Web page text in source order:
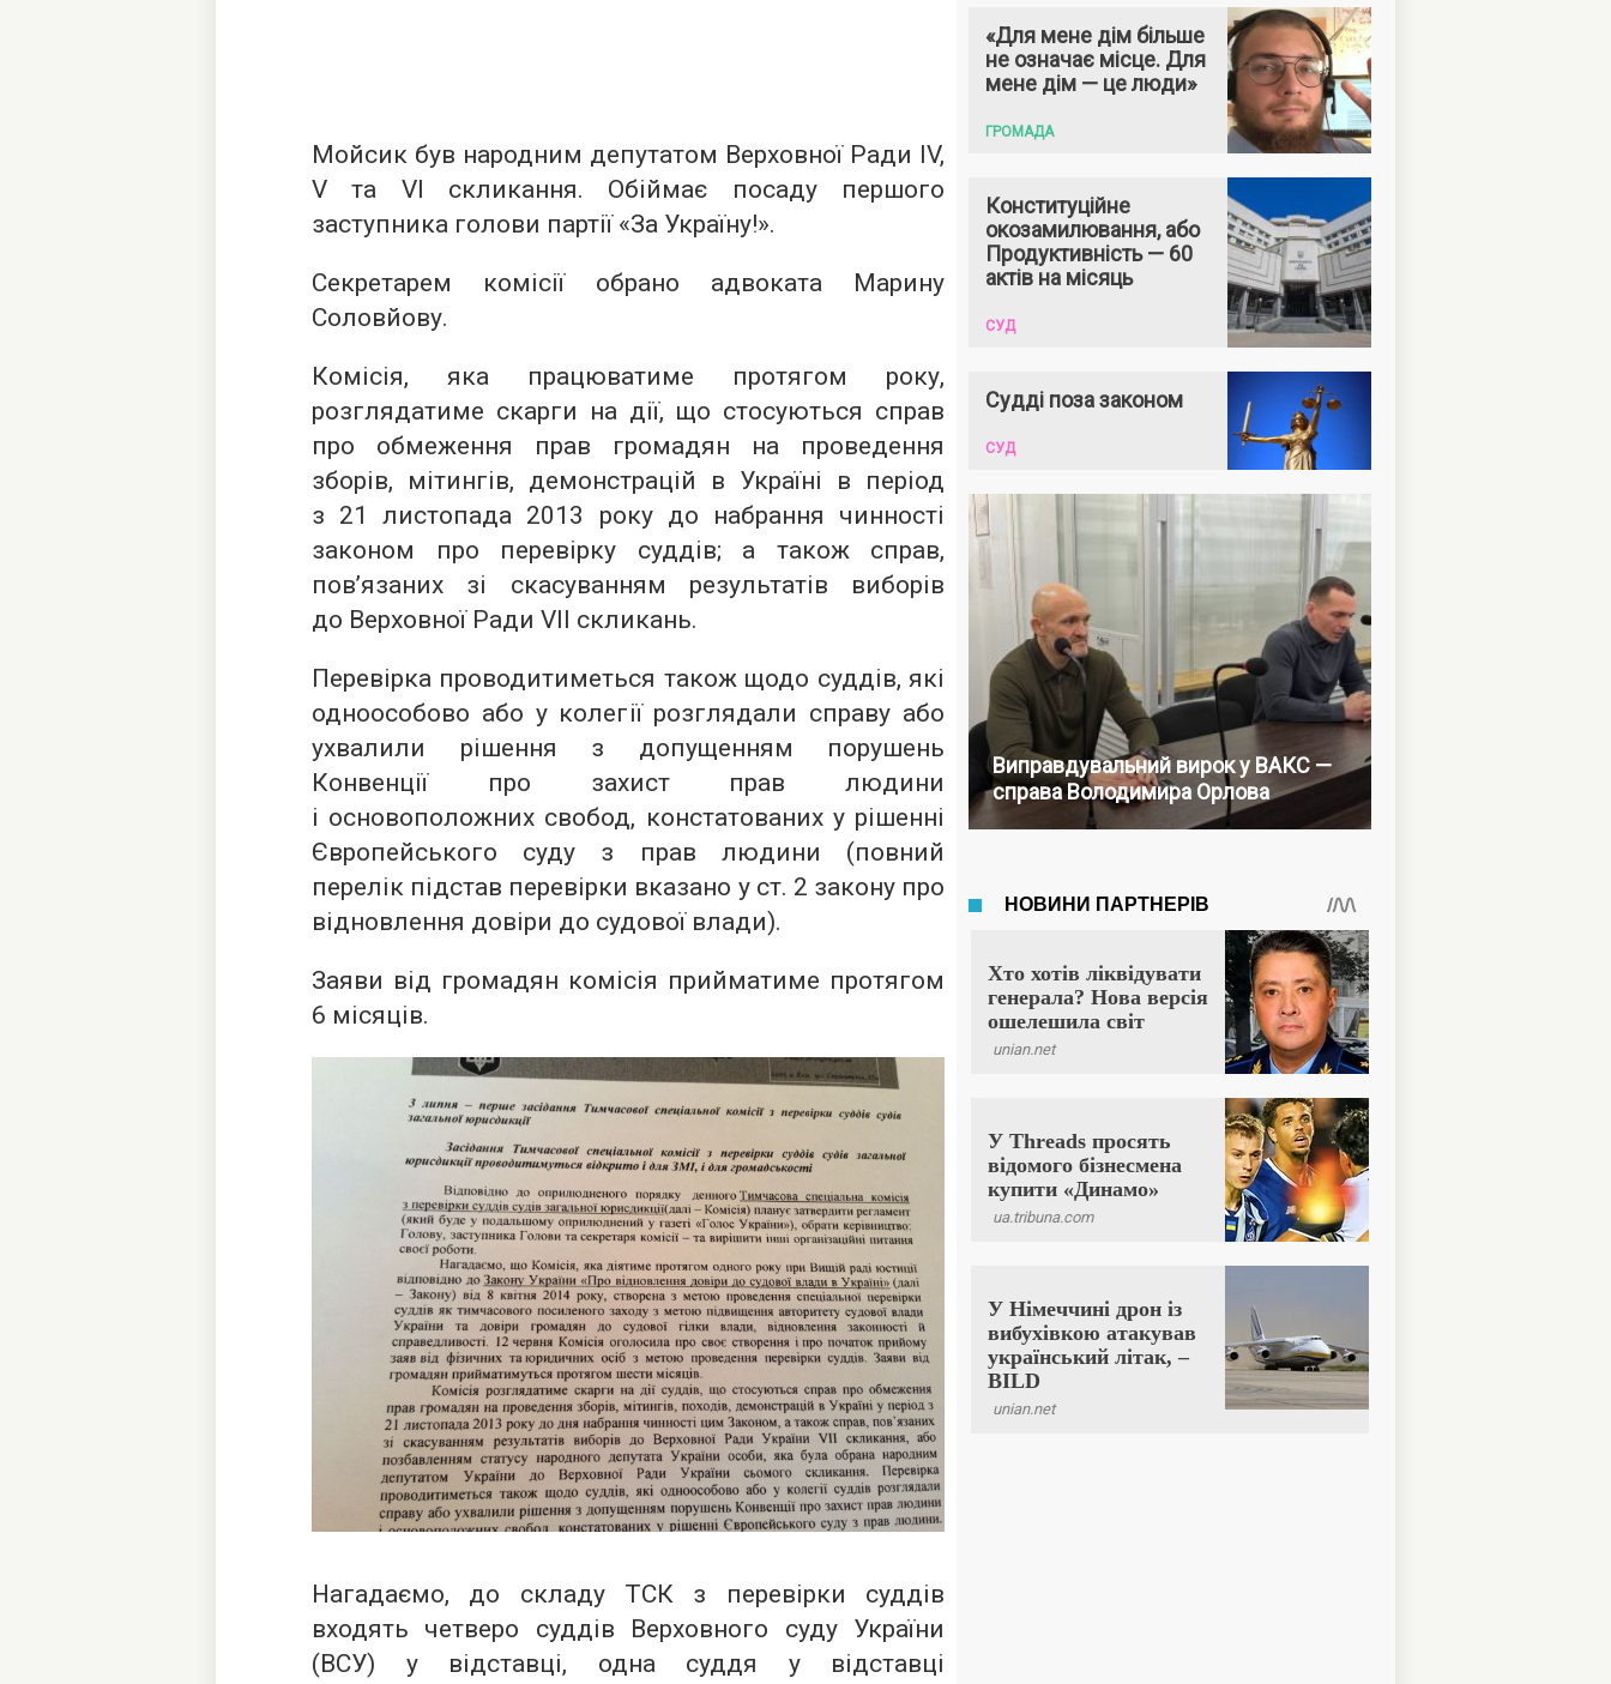
Мойсик був народним депутатом Верховної Ради IV,
V та VI скликання. Обіймає посаду першого
заступника голови партії «За Україну!».
Секретарем комісії обрано адвоката Марину
Соловйову.
Комісія, яка працюватиме протягом року,
розглядатиме скарги на дії, що стосуються справ
про обмеження прав громадян на проведення
зборів, мітингів, демонстрацій в Україні в період
з 21 листопада 2013 року до набрання чинності
законом про перевірку суддів; а також справ,
пов’язаних зі скасуванням результатів виборів
до Верховної Ради VII скликань.
Перевірка проводитиметься також щодо суддів, які
одноособово або у колегії розглядали справу або
ухвалили рішення з допущенням порушень
Конвенції про захист прав людини
і основоположних свобод, констатованих у рішенні
Європейського суду з прав людини (повний
перелік підстав перевірки вказано у ст. 2 закону про
відновлення довіри до судової влади).
Заяви від громадян комісія прийматиме протягом
6 місяців.
Нагадаємо, до складу ТСК з перевірки суддів
входять четверо суддів Верховного суду України
(ВСУ) у відставці, одна суддя у відставці
«Для мене дім більше
не означає місце. Для
мене дім — це люди»
ГРОМАДА
Конституційне
окозамилювання, або
Продуктивність — 60
актів на місяць
СУД
Судді поза законом
СУД
Виправдувальний вирок у ВАКС —
справа Володимира Орлова